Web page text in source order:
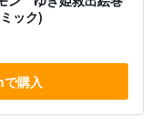
ック)
購入